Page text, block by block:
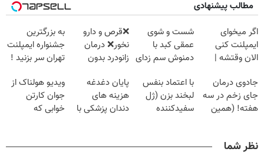
مطالب پیشنهادی
اگر میخوای
ایمپلنت کنی
الان وقتشه |
میلیون تومان!!!
شست و شوی
عمقی کبد با
دمنوش سم زدای
❌قرص‌ و دارو
نخور❌ درمان
زانودرد بدون
به بزرگترین
جشنواره ایمپلنت
تهران سر بزنید !
میلیون !
جادوی درمان
جای زخم در سه
هفته! (همین
با اعتماد بنفس
لبخند بزن (ژل
سفیدکننده
پایان دغدغه
هزینه های
دندان پزشکی با
ویدیو هولناک از
جوان کارتن
خوابی که
نظر شما